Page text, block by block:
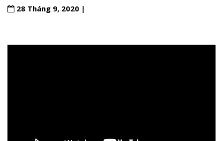
28 Tháng 9, 2020 |